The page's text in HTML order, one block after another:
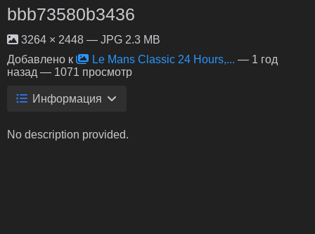
bbb73580b3436
3264 × 2448 — JPG 2.3 MB
Добавлено к
Le Mans Classic 24 Hours,... — 1 год
назад — 1071 просмотр
Информация
No description provided.